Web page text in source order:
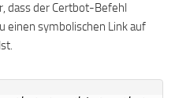
dass der Certbot-Befehl
einen symbolischen Link auf